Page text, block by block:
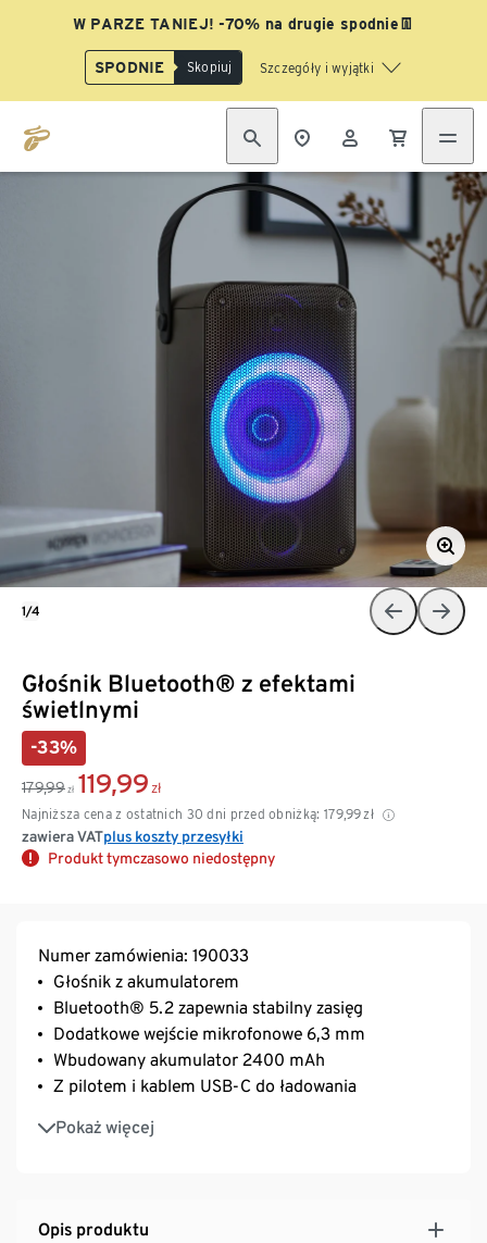
W PARZE TANIEJ! -70% na drugie spodnie👖
SPODNIE Skopiuj Szczegóły i wyjątki
Głośnik Bluetooth® z efektami
świetlnymi
-33%
179,99 zł 119,99 zł
Najniższa cena z ostatnich 30 dni przed obniżką: 179,99 zł
zawiera VATplus koszty przesyłki
Produkt tymczasowo niedostępny
1/4
Numer zamówienia: 190033
Głośnik z akumulatorem
Bluetooth® 5.2 zapewnia stabilny zasięg
Dodatkowe wejście mikrofonowe 6,3 mm
Wbudowany akumulator 2400 mAh
Z pilotem i kablem USB-C do ładowania
Pokaż więcej
Wejście AUX-In
Opis produktu